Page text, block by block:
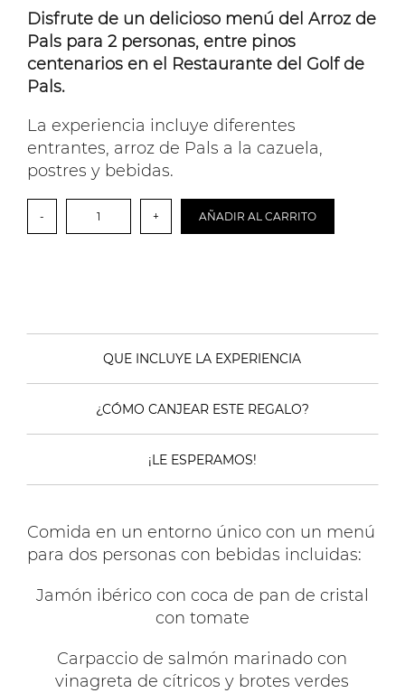
Disfrute de un delicioso menú del Arroz de
Pals para 2 personas, entre pinos
centenarios en el Restaurante del Golf de
Pals.
La experiencia incluye diferentes
entrantes, arroz de Pals a la cazuela,
postres y bebidas.
-
gastronómica
entre
de
cantidad
+ AÑADIR AL CARRITO
QUE INCLUYE LA EXPERIENCIA
¿CÓMO CANJEAR ESTE REGALO?
¡LE ESPERAMOS!
Comida en un entorno único con un menú
para dos personas con bebidas incluidas:
Jamón ibérico con coca de pan de cristal
con tomate
Carpaccio de salmón marinado con
vinagreta de cítricos y brotes verdes